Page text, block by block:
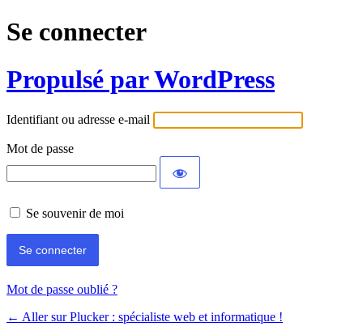
Se connecter
Propulsé par WordPress
Identifiant ou adresse e-mail
Mot de passe
Se souvenir de moi
Mot de passe oublié ?
← Aller sur Plucker : spécialiste web et informatique !